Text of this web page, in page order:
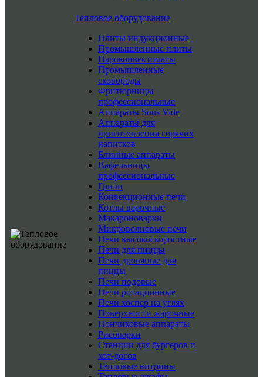
Тепловое оборудование
Плиты индукционные
Промышленные плиты
Пароконвектоматы
Промышленные
сковороды
Фритюрницы
профессиональные
Аппараты Sous Vide
Аппараты для
приготовления горячих
напитков
Блинные аппараты
Вафельницы
профессиональные
Грили
Конвекционные печи
Котлы варочные
Макароноварки
Микроволновые печи
Печи высокоскоростные
Печи для пиццы
Печи дровяные для
пиццы
Печи подовые
Печи ротационные
Печи хоспер на углях
Поверхности жарочные
Пончиковые аппараты
Рисоварки
Станции для бургеров и
хот-догов
Тепловые витрины